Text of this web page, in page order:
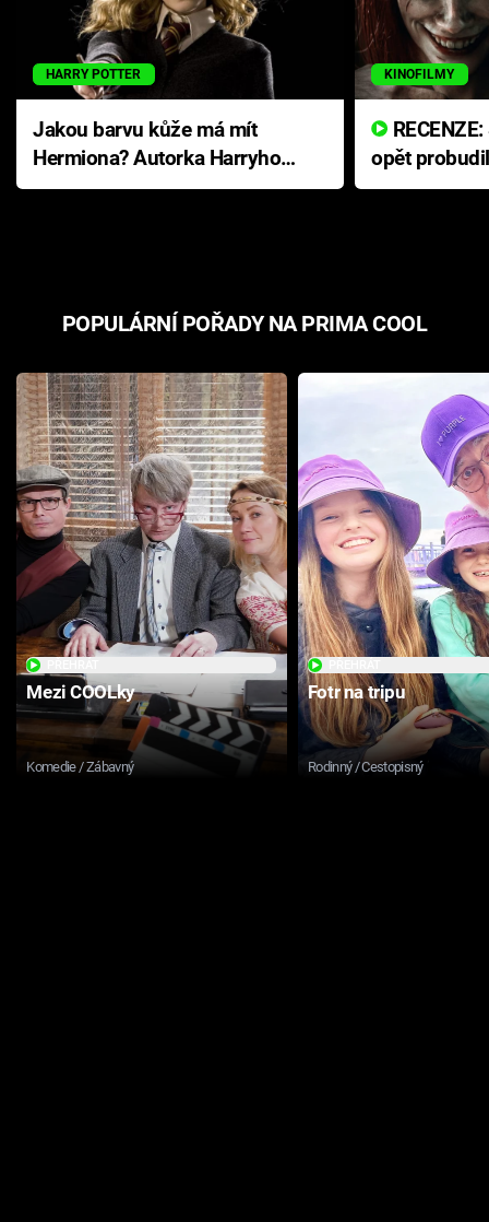
HARRY POTTER
Jakou barvu kůže má mít
Hermiona? Autorka Harryho
Pottera přišla s ráznou
KINOFILMY
opět
přichází s
POPULÁRNÍ POŘADY NA PRIMA COOL
Mezi COOLky
Komedie / Zábavný
Fotr na tripu
Rodinný / Cestopisný